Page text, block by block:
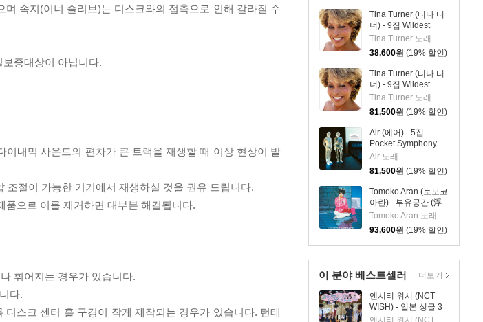
Tina Turner (티나 터
너) - 9집 Wildest
Dreams 2026
Tina Turner 노래
38,600원 (19% 할인)
Tina Turner (티나 터
너) - 9집 Wildest
Dreams 2026 [2LP]
Tina Turner 노래
81,500원 (19% 할인)
Air (에어) - 5집
Pocket Symphony
[클리어 컬러 2LP]
Air 노래
81,500원 (19% 할인)
Tomoko Aran (토모코
아란) - 부유공간 (浮
遊空間) (+1) [2LP]
Tomoko Aran 노래
93,600원 (19% 할인)
이 분야 베스트셀러
엔시티 위시 (NCT
WISH) - 일본 싱글 3
집 YO-I-DON! / BOY
더보기
속지(이너 슬리브)는 디스크와의 접촉으로 인해 갈라질 수
증대상이 아닙니다.
내믹 사운드의 편차가 큰 트랙을 재생할 때 이상 현상이 발
절이 가능한 기기에서 재생하실 것을 권유 드립니다.
으로 이를 제거하면 대부분 해결됩니다.
휘어지는 경우가 있습니다.
다.
스크 센터 홀 구경이 작게 제작되는 경우가 있습니다. 턴테